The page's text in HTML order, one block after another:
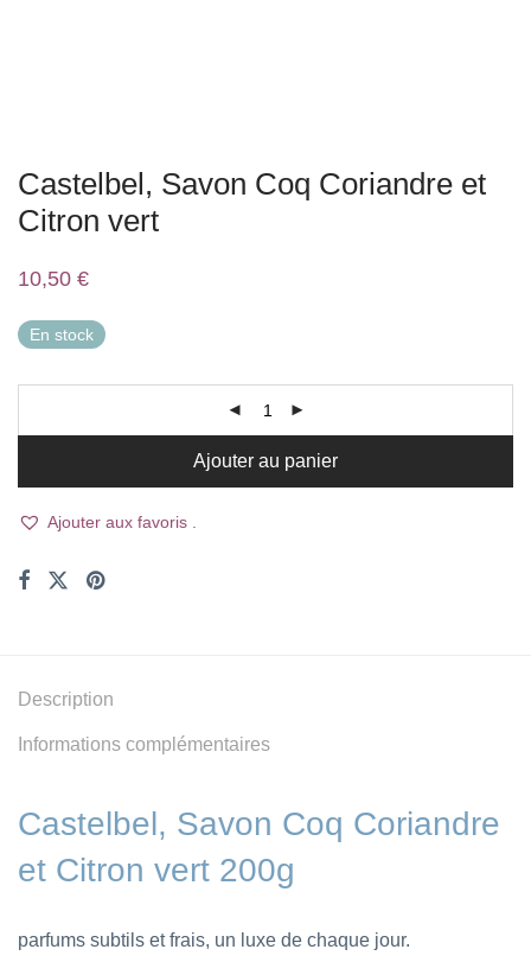
Castelbel, Savon Coq Coriandre et
Citron vert
10,50 €
En stock
Ajouter au panier
Ajouter aux favoris .
Description
Informations complémentaires
Castelbel, Savon Coq Coriandre
et Citron vert 200g
parfums subtils et frais, un luxe de chaque jour.